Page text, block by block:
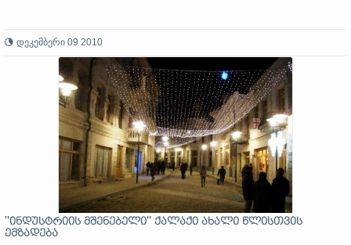
დეკემბერი 09 2010
''ინდუსტრიის მშენებელი'' ქალაქი ახალი წლისთვის
ემზადება